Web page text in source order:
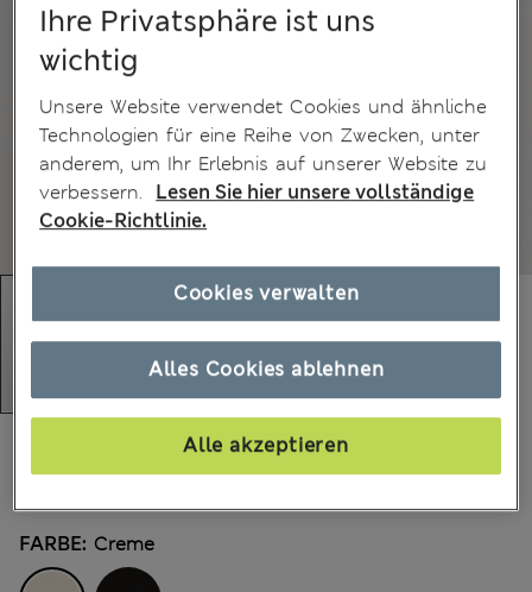
15 Bewertungen
Alle Preise enthalten Steuern und Abgaben
FARBE: Creme
Ihre Privatsphäre ist uns
wichtig
Unsere Website verwendet Cookies und ähnliche
Technologien für eine Reihe von Zwecken, unter
anderem, um Ihr Erlebnis auf unserer Website zu
verbessern.
Lesen Sie hier unsere vollständige
Cookie-Richtlinie.
Alles Cookies ablehnen
Alle akzeptieren
Cookies verwalten